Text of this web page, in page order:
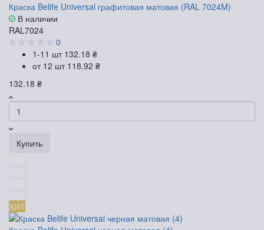
Краска Belife Universal графитовая матовая (RAL 7024M)
В наличии
RAL7024
0
1-11 шт 132.18 ₴
от 12 шт 118.92 ₴
132.18 ₴
Купить
ХИТ